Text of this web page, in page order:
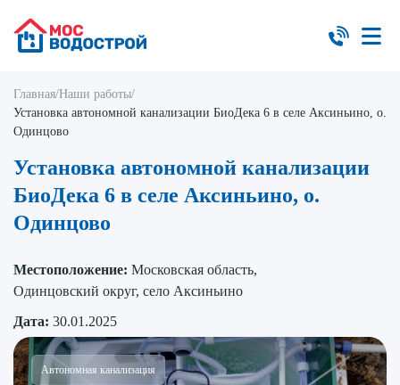
Главная/Наши работы/
Установка автономной канализации БиоДека 6 в селе Аксиньино, о.
Одинцово
Установка автономной канализации
БиоДека 6 в селе Аксиньино, о.
Одинцово
Местоположение: Московская область,
Одинцовский округ, село Аксиньино
Дата: 30.01.2025
Автономная канализация